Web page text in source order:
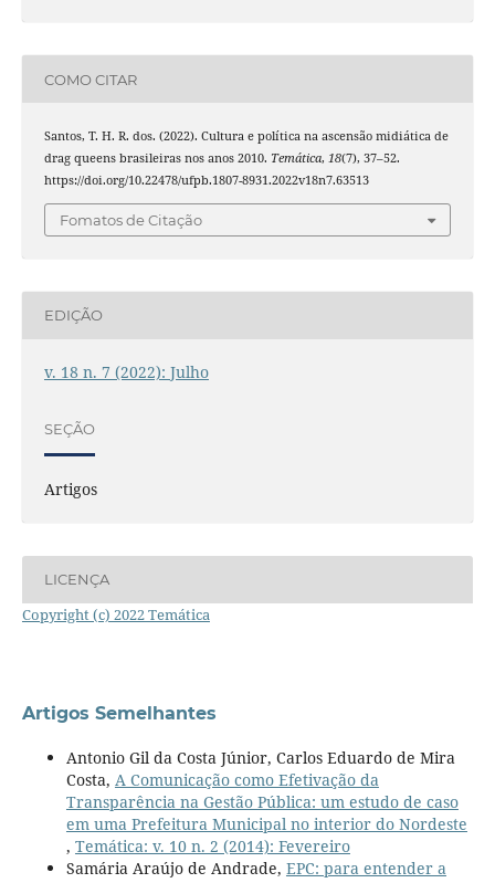
COMO CITAR
Santos, T. H. R. dos. (2022). Cultura e política na ascensão midiática de
drag queens brasileiras nos anos 2010. Temática, 18(7), 37–52.
https://doi.org/10.22478/ufpb.1807-8931.2022v18n7.63513
Fomatos de Citação
EDIÇÃO
v. 18 n. 7 (2022): Julho
SEÇÃO
Artigos
LICENÇA
Copyright (c) 2022 Temática
Artigos Semelhantes
Antonio Gil da Costa Júnior, Carlos Eduardo de Mira
Costa, A Comunicação como Efetivação da
Transparência na Gestão Pública: um estudo de caso
em uma Prefeitura Municipal no interior do Nordeste
, Temática: v. 10 n. 2 (2014): Fevereiro
Samária Araújo de Andrade, EPC: para entender a